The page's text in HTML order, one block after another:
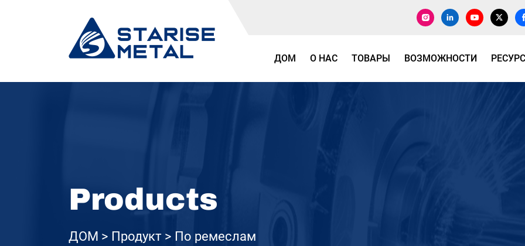
ДОМ О НАС ТОВАРЫ ВОЗМОЖНОСТИ
Products
ДОМ Продукт По ремеслам